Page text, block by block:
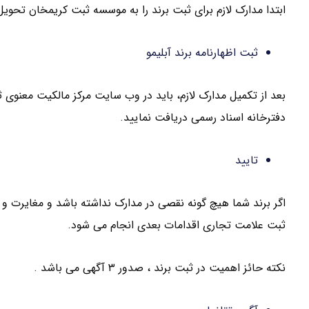
ابتدا مدارک لازم برای ثبت برند را به موسسه ثبت کریمخان
ثبت اظهارنامه برند آبلیمو
بعد از تکمیل مدارک لازم، باید در وب سایت مرکز مالکیت
دفترخانه اسناد رسمی دریافت نمایید.
تایید
اگر برند شما هیچ گونه نقصی در مدارک نداشته باشد و
ثبت علامت تجاری اقدامات بعدی انجام می شود.
نکته حائز اهمیت در ثبت برند ، صدور ۳ آگهی می باشد .